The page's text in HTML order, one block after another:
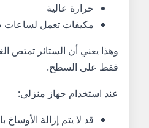
حرارة عالية
مكيفات تعمل لساعات
وهذا يعني أن الستائر تمتص
فقط على السطح.
عند استخدام جهاز منزلي:
قد لا يتم إزالة الأوساخ